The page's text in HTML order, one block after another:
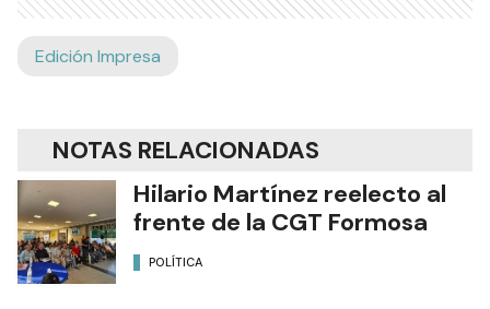
Edición Impresa
NOTAS RELACIONADAS
Hilario Martínez reelecto al
frente de la CGT Formosa
POLÍTICA